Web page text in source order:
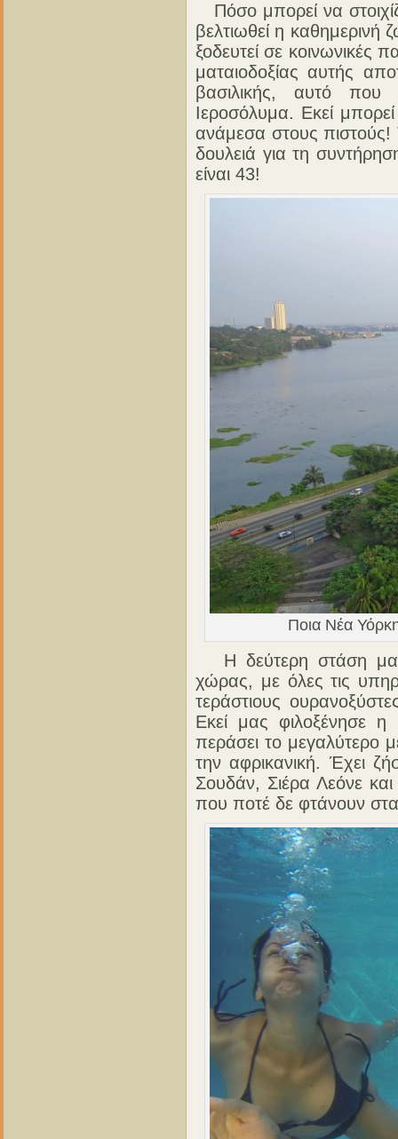
Πόσο μπορεί να
βελτιωθεί η
ξοδευτεί σε κοινωνικές
ματαιοδοξίας αυτής
βασιλικής, αυτό
Ιεροσόλυμα. Εκεί
ανάμεσα στους πιστούς!
δουλειά για τη
είναι 43!
Ποια Νέα
Η δεύτερη στάση μας
χώρας, με όλες τις
τεράστιους
Εκεί μας φιλοξένησε
περάσει το μεγαλύτερο
την αφρικανική. Έχει
Σουδάν, Σιέρα Λεόνε
που ποτέ δε φτάνουν